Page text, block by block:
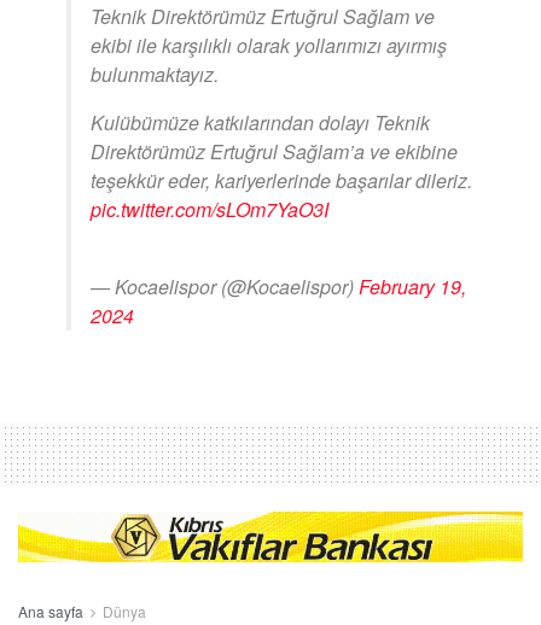
Teknik Direktörümüz Ertuğrul Sağlam ve
ekibi ile karşılıklı olarak yollarımızı ayırmış
bulunmaktayız.
Kulübümüze katkılarından dolayı Teknik
Direktörümüz Ertuğrul Sağlam’a ve ekibine
teşekkür eder, kariyerlerinde başarılar dileriz.
pic.twitter.com/sLOm7YaO3I
— Kocaelispor (@Kocaelispor)February 19,
2024
Ana sayfa Dünya